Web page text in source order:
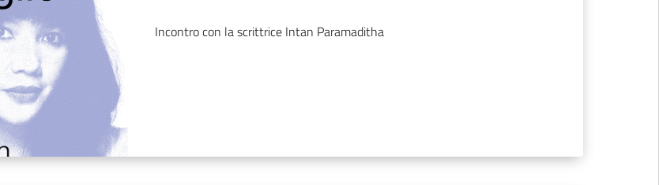
Incontro con la scrittrice Intan Paramaditha